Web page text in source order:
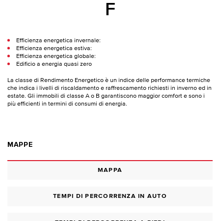
F
Efficienza energetica invernale:
Efficienza energetica estiva:
Efficienza energetica globale:
Edificio a energia quasi zero
La classe di Rendimento Energetico è un indice delle performance termiche
che indica i livelli di riscaldamento e raffrescamento richiesti in inverno ed in
estate. Gli immobili di classe A o B garantiscono maggior comfort e sono i
più efficienti in termini di consumi di energia.
MAPPE
MAPPA
TEMPI DI PERCORRENZA IN AUTO